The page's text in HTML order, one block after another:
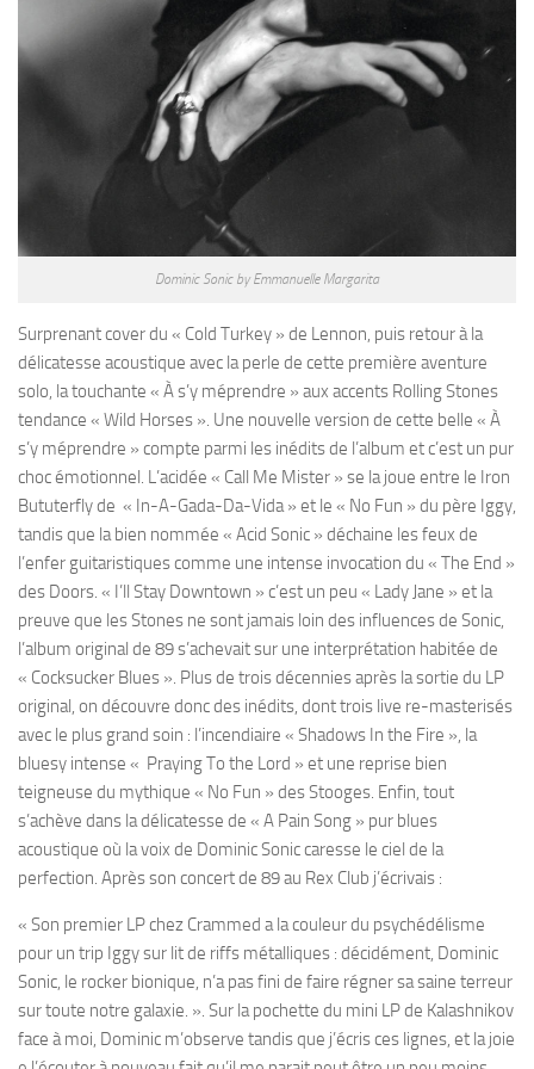
Dominic Sonic by Emmanuelle Margarita
Surprenant cover du « Cold Turkey » de Lennon, puis retour à la
délicatesse acoustique avec la perle de cette première aventure
solo, la touchante « À s’y méprendre » aux accents Rolling Stones
tendance « Wild Horses ». Une nouvelle version de cette belle « À
s’y méprendre » compte parmi les inédits de l’album et c’est un pur
choc émotionnel. L’acidée « Call Me Mister » se la joue entre le Iron
Bututerfly de « In-A-Gada-Da-Vida » et le « No Fun » du père Iggy,
tandis que la bien nommée « Acid Sonic » déchaine les feux de
l’enfer guitaristiques comme une intense invocation du « The End »
des Doors. « I’ll Stay Downtown » c’est un peu « Lady Jane » et la
preuve que les Stones ne sont jamais loin des influences de Sonic,
l’album original de 89 s’achevait sur une interprétation habitée de
« Cocksucker Blues ». Plus de trois décennies après la sortie du LP
original, on découvre donc des inédits, dont trois live re-masterisés
avec le plus grand soin : l’incendiaire « Shadows In the Fire », la
bluesy intense « Praying To the Lord » et une reprise bien
teigneuse du mythique « No Fun » des Stooges. Enfin, tout
s’achève dans la délicatesse de « A Pain Song » pur blues
acoustique où la voix de Dominic Sonic caresse le ciel de la
perfection. Après son concert de 89 au Rex Club j’écrivais :
« Son premier LP chez Crammed a la couleur du psychédélisme
pour un trip Iggy sur lit de riffs métalliques : décidément, Dominic
Sonic, le rocker bionique, n’a pas fini de faire régner sa saine terreur
sur toute notre galaxie. ». Sur la pochette du mini LP de Kalashnikov
face à moi, Dominic m’observe tandis que j’écris ces lignes, et la joie